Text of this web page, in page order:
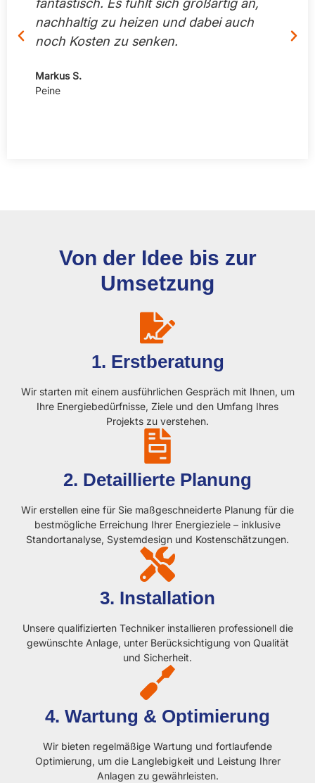
nachhaltig zu heizen und dabei auch
noch Kosten zu senken.
Markus S.
Peine
Von der Idee bis zur
Umsetzung
1. Erstberatung
Wir starten mit einem ausführlichen Gespräch mit Ihnen, um
Ihre Energiebedürfnisse, Ziele und den Umfang Ihres
Projekts zu verstehen.
2. Detaillierte Planung
Wir erstellen eine für Sie maßgeschneiderte Planung für die
bestmögliche Erreichung Ihrer Energieziele – inklusive
Standortanalyse, Systemdesign und Kostenschätzungen.
3. Installation
Unsere qualifizierten Techniker installieren professionell die
gewünschte Anlage, unter Berücksichtigung von Qualität
und Sicherheit.
4. Wartung & Optimierung
Wir bieten regelmäßige Wartung und fortlaufende
Optimierung, um die Langlebigkeit und Leistung Ihrer
Anlagen zu gewährleisten.